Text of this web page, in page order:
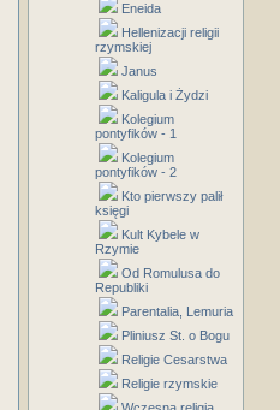
Eneida
Hellenizacji religii
rzymskiej
Janus
Kaligula i Żydzi
Kolegium
pontyfików - 1
Kolegium
pontyfików - 2
Kto pierwszy palił
księgi
Kult Kybele w
Rzymie
Od Romulusa do
Republiki
Parentalia, Lemuria
Pliniusz St. o Bogu
Religie Cesarstwa
Religie rzymskie